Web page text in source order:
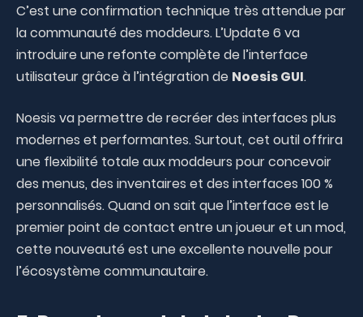
C’est une confirmation technique très attendue par
la communauté des moddeurs. L’Update 6 va
introduire une refonte complète de l’interface
utilisateur grâce à l’intégration de Noesis GUI.
Noesis va permettre de recréer des interfaces plus
modernes et performantes. Surtout, cet outil offrira
une flexibilité totale aux moddeurs pour concevoir
des menus, des inventaires et des interfaces 100 %
personnalisés. Quand on sait que l’interface est le
premier point de contact entre un joueur et un mod,
cette nouveauté est une excellente nouvelle pour
l’écosystème communautaire.